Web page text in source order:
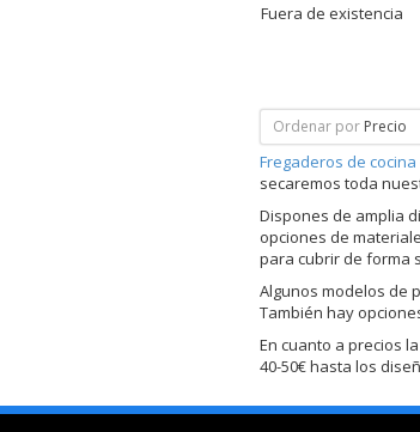
Fuera de existencia
Ordenar por Precio
Fregaderos de cocina
secaremos toda
Dispones de amplia
opciones de
para cubrir de forma
Algunos modelos de
También hay
En cuanto a precios
40-50€ hasta los